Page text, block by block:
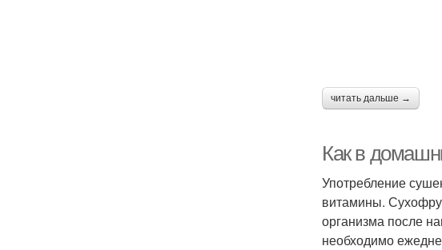
читать дальше →
Как в
Употребление
витамины.
организма после
необходимо